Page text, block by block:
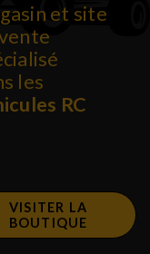
et site
les
RC
VISITER LA
BOUTIQUE